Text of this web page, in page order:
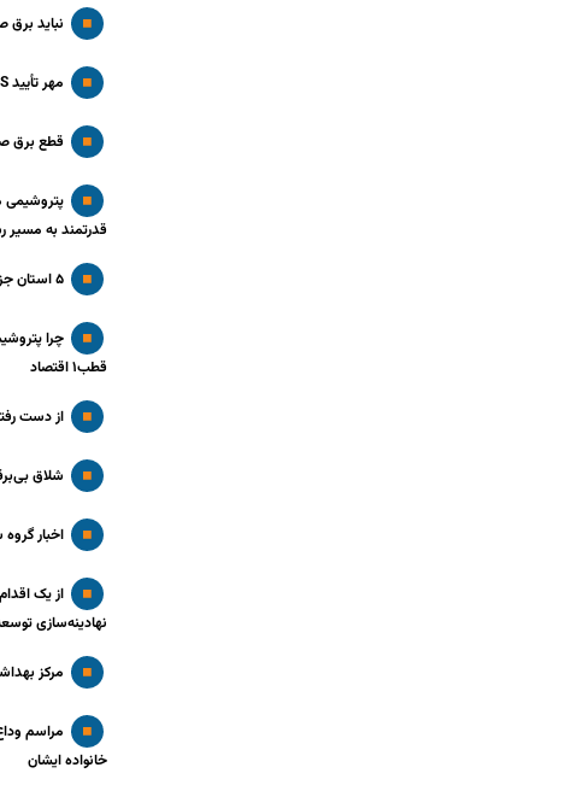
نباید برق
مهر تأیید SGS بر استانداردهای جهانیِ شرکت عملیات اکتشاف نفت
قطع برق
پتروشیمی
قدرتمند به مسیر
۵ استان جزو پرتحرک‌ترین اقتصاد‌های کشور
چرا
قطب۱ اقتصاد
از دست
شلاق‌
اخبار گروه
از یک
نهادینه‌سازی
مرکز
مراسم
خانواده ایشان